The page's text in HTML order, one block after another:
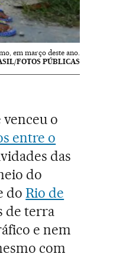
em março deste ano.
FOTOS PÚBLICAS
o
entre o
das
do
doRio de
de terra
e nem
com